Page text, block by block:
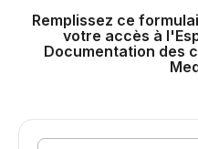
Remplissez ce
votre accès à
Documentation des